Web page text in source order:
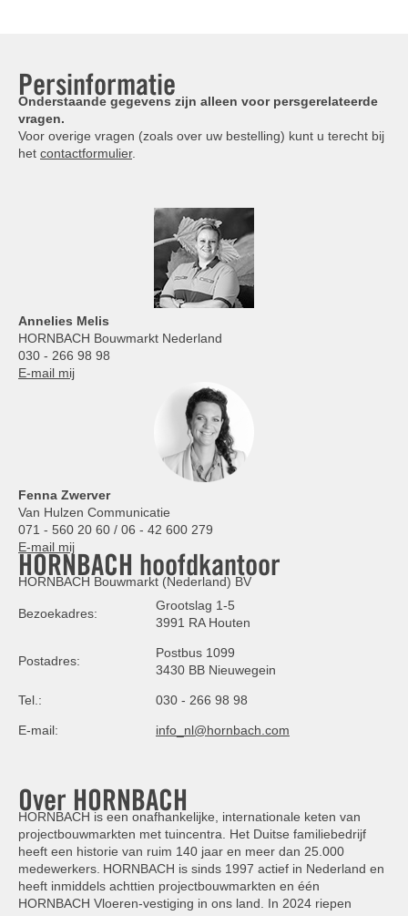
Persinformatie
Onderstaande gegevens zijn alleen voor persgerelateerde
vragen.
Voor overige vragen (zoals over uw bestelling) kunt u terecht bij
het contactformulier.
Annelies Melis
HORNBACH Bouwmarkt Nederland
030 - 266 98 98
E-mail mij
Fenna Zwerver
Van Hulzen Communicatie
071 - 560 20 60 / 06 - 42 600 279
E-mail mij
HORNBACH hoofdkantoor
HORNBACH Bouwmarkt (Nederland) BV
Bezoekadres:
Grootslag 1-5
3991 RA Houten
Postadres:
Postbus 1099
3430 BB Nieuwegein
Tel.: 030 - 266 98 98
E-mail: info_nl@hornbach.com
Over HORNBACH
HORNBACH is een onafhankelijke, internationale keten van
projectbouwmarkten met tuincentra. Het Duitse familiebedrijf
heeft een historie van ruim 140 jaar en meer dan 25.000
medewerkers. HORNBACH is sinds 1997 actief in Nederland en
heeft inmiddels achttien projectbouwmarkten en één
HORNBACH Vloeren-vestiging in ons land. In 2024 riepen